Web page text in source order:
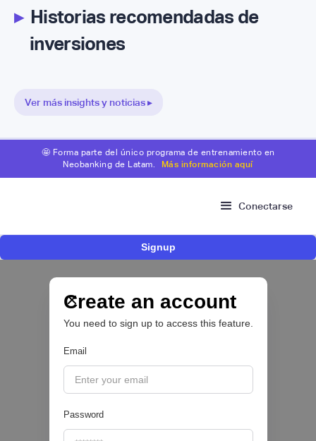
▸Historias recomendadas de
inversiones
Ver más insights y noticias ▸
🤩 Forma parte del único programa de entrenamiento en
Neobanking de Latam.
Más información aquí
Conectarse
Signup
Create an account
You need to sign up to access this feature.
Email
Password
millones para expandir su plataforma de
crédito y cashback para empleados
CRÉDITO DIGITAL 💰
Pipeline Valor | August